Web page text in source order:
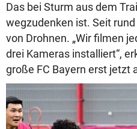
Das bei Sturm aus dem
wegzudenken ist. Seit
von Drohnen. „Wir filmen
drei Kameras installiert“,
große FC Bayern erst jetzt